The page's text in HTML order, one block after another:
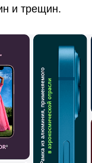
и трещин.